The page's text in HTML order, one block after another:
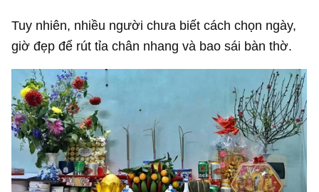
Tuy nhiên, nhiều người chưa biết cách chọn ngày,
giờ đẹp để rút tỉa chân nhang và bao sái bàn thờ.